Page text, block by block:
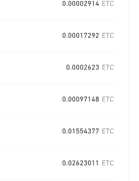
0.00002914 ETC
0.00017292 ETC
0.0002623 ETC
0.00097148 ETC
0.01554377 ETC
0.02623011 ETC